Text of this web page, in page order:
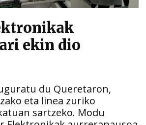
ekin dio
du Queretaron,
eta linea zuriko
sartzeko. Modu